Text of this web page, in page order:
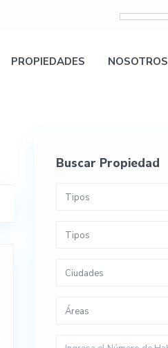
PROPIEDADES NOSOTROS
Buscar Propiedad
Tipos
Tipos
Ciudades
Áreas